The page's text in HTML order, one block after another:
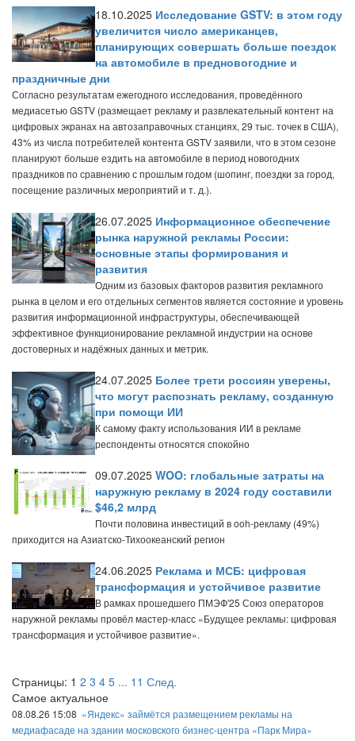
18.10.2025 Исследование GSTV: в этом году
увеличится число американцев,
планирующих совершать больше поездок
на автомобиле в предновогодние и
праздничные дни
Согласно результатам ежегодного исследования, проведённого
медиасетью GSTV (размещает рекламу и развлекательный контент на
цифровых экранах на автозаправочных станциях, 29 тыс. точек в США),
43% из числа потребителей контента GSTV заявили, что в этом сезоне
планируют больше ездить на автомобиле в период новогодних
праздников по сравнению с прошлым годом (шопинг, поездки за город,
посещение различных мероприятий и т. д.).
26.07.2025 Информационное обеспечение
рынка наружной рекламы России:
основные этапы формирования и
развития
Одним из базовых факторов развития рекламного
рынка в целом и его отдельных сегментов является состояние и уровень
развития информационной инфраструктуры, обеспечивающей
эффективное функционирование рекламной индустрии на основе
достоверных и надёжных данных и метрик.
24.07.2025 Более трети россиян уверены,
что могут распознать рекламу, созданную
при помощи ИИ
К самому факту использования ИИ в рекламе
респонденты относятся спокойно
09.07.2025 WOO: глобальные затраты на
наружную рекламу в 2024 году составили
$46,2 млрд
Почти половина инвестиций в ooh-рекламу (49%)
приходится на Азиатско-Тихоокеанский регион
24.06.2025 Реклама и МСБ: цифровая
трансформация и устойчивое развитие
В рамках прошедшего ПМЭФ'25 Союз операторов
наружной рекламы провёл мастер-класс «Будущее рекламы: цифровая
трансформация и устойчивое развитие».
Страницы: 1 2 3 4 5 ... 11 След.
Самое актуальное
08.08.26 15:08 «Яндекс» займётся размещением рекламы на
медиафасаде на здании московского бизнес-центра «Парк Мира»